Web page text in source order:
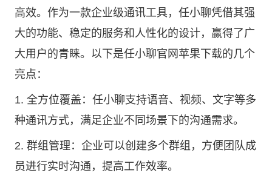
高效。作为一款企业级通讯工具，任小聊凭借其强
大的功能、稳定的服务和人性化的设计，赢得了广
大用户的青睐。以下是任小聊官网苹果下载的几个
亮点：
1. 全方位覆盖：任小聊支持语音、视频、文字等多
种通讯方式，满足企业不同场景下的沟通需求。
2. 群组管理：企业可以创建多个群组，方便团队成
员进行实时沟通，提高工作效率。